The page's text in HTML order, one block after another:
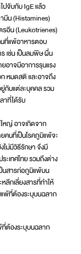
ปจับกับ IgE แล้ว
มีน (Histamines)
อีน (Leukotrienes)
นที่แพ้อาหารตอบ
เช่น เป็นลมพิษ ผื่น
ยอาจมีอาการรุนแรง
หมดสติ และอาจถึง
กับแต่ละบุคคล รวม
าที่ได้รับ
หญ่ อาจเกิดจาก
คนที่เป็นโรคภูมิแพ้จะ
ไม่มีวิธีรักษา จึงมี
ะเทศไทย รวมถึงต่าง
ป็นสารก่อภูมิแพ้บน
ลีกเลี่ยงสารที่ทำให้
พ้ที่ต้องระบุบนฉลาก
ที่ต้องระบุบนฉลาก